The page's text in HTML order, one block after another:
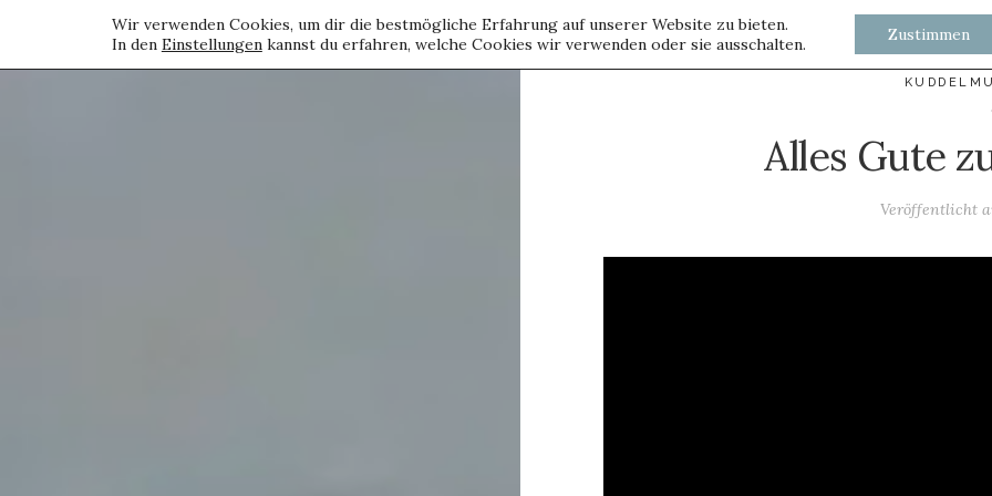
Alles Gute
Veröffentlicht
Wir verwenden Cookies, um dir die bestmögliche Erfahrung auf unserer Website zu bieten.
In den Einstellungenkannst du erfahren, welche Cookies wir verwenden oder sie ausschalten. Zustimmen